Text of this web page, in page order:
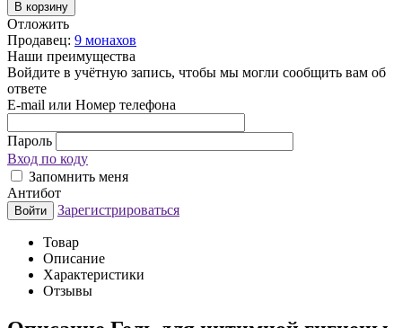
В корзину
Отложить
Продавец: 9 монахов
Наши преимущества
Войдите в учётную запись, чтобы мы могли сообщить вам об
ответе
E-mail или Номер телефона
Пароль
Вход по коду
Запомнить меня
Антибот
Войти Зарегистрироваться
Товар
Описание
Характеристики
Отзывы